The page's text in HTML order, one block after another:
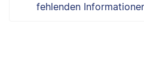
fehlenden